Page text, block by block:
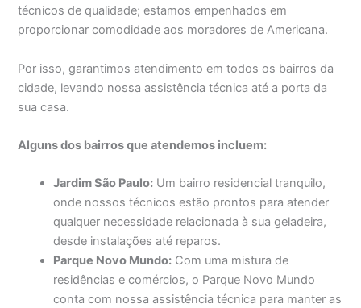
técnicos de qualidade; estamos empenhados em
proporcionar comodidade aos moradores de Americana.
Por isso, garantimos atendimento em todos os bairros da
cidade, levando nossa assistência técnica até a porta da
sua casa.
Alguns dos bairros que atendemos incluem:
Jardim São Paulo: Um bairro residencial tranquilo,
onde nossos técnicos estão prontos para atender
qualquer necessidade relacionada à sua geladeira,
desde instalações até reparos.
Parque Novo Mundo: Com uma mistura de
residências e comércios, o Parque Novo Mundo
conta com nossa assistência técnica para manter as